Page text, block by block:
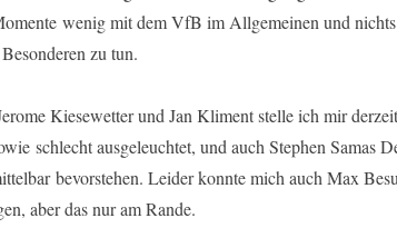
wenig mit dem VfB im Allgemeinen und
zu tun.
Kiesewetter und Jan Kliment stelle ich mir
schlecht ausgeleuchtet, und auch Stephen Samas
bevorstehen. Leider konnte mich auch Max
aber das nur am Rande.